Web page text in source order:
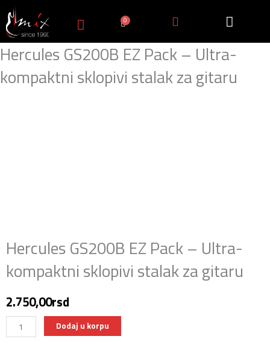
Пређи
на
садржај
0
Cart
Hercules GS200B EZ Pack – Ultra-
kompaktni sklopivi stalak za gitaru
Hercules GS200B EZ Pack – Ultra-
kompaktni sklopivi stalak za gitaru
2.750,00rsd
Hercules
GS200B
Dodaj u korpu